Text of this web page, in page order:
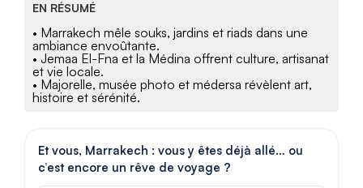
EN RÉSUMÉ
• Marrakech mêle souks, jardins et riads dans une
ambiance envoûtante.
• Jemaa El-Fna et la Médina offrent culture, artisanat
et vie locale.
• Majorelle, musée photo et médersa révèlent art,
histoire et sérénité.
Et vous, Marrakech : vous y êtes déjà allé… ou
c’est encore un rêve de voyage ?